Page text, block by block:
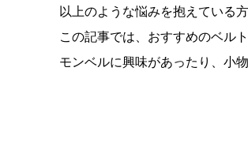
以上のような悩みを抱えている方
この記事では、おすすめのベル
モンベルに興味があったり、小